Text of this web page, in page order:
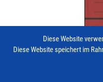
done
Diese Website
Diese Website speichert im